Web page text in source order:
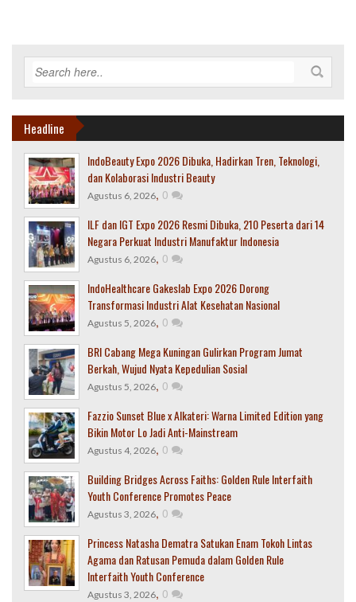
Headline
IndoBeauty Expo 2026 Dibuka, Hadirkan Tren, Teknologi,
dan Kolaborasi Industri Beauty
Agustus 6, 2026, 0
ILF dan IGT Expo 2026 Resmi Dibuka, 210 Peserta dari 14
Negara Perkuat Industri Manufaktur Indonesia
Agustus 6, 2026, 0
IndoHealthcare Gakeslab Expo 2026 Dorong
Transformasi Industri Alat Kesehatan Nasional
Agustus 5, 2026, 0
BRI Cabang Mega Kuningan Gulirkan Program Jumat
Berkah, Wujud Nyata Kepedulian Sosial
Agustus 5, 2026, 0
Fazzio Sunset Blue x Alkateri: Warna Limited Edition yang
Bikin Motor Lo Jadi Anti-Mainstream
Agustus 4, 2026, 0
Building Bridges Across Faiths: Golden Rule Interfaith
Youth Conference Promotes Peace
Agustus 3, 2026, 0
Princess Natasha Dematra Satukan Enam Tokoh Lintas
Agama dan Ratusan Pemuda dalam Golden Rule
Interfaith Youth Conference
Agustus 3, 2026, 0